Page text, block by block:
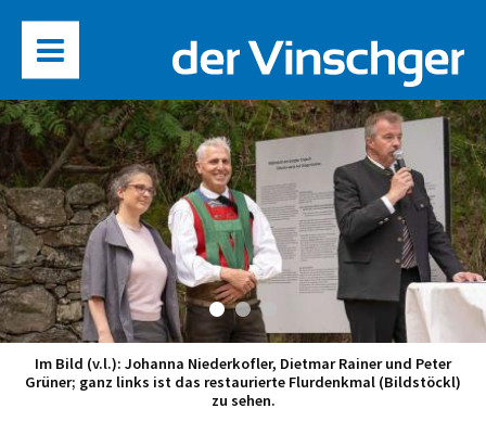
Im Bild (v.l.): Johanna Niederkofler, Dietmar Rainer und Peter
Grüner; ganz links ist das restaurierte Flurdenkmal (Bildstöckl)
zu sehen.